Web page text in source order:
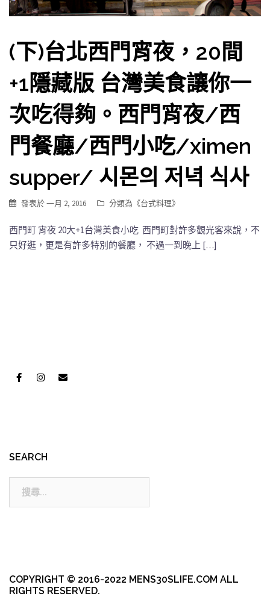
(下)台北西門宵夜，20間
+1隱藏版 台灣美食讓你一
次吃得夠。西門宵夜/西
門餐廳/西門小吃/ximen
supper/ 시몬의 저녁 식사
發表於一月 2, 2016 分類為《台式料理》
西門町 宵夜 20大+1台灣美食小吃 西門町對許多觀光客來說，不
只好逛，更是有許多特別的餐廳， 不過一到晚上 […]
SEARCH
COPYRIGHT © 2016-2022 MENS30SLIFE.COM ALL
RIGHTS RESERVED.